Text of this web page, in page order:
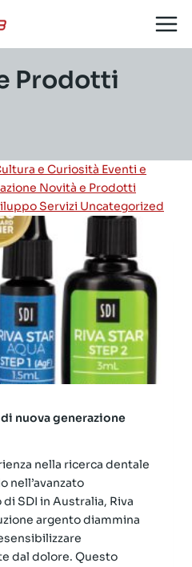
Prodotti
e Curiosità Eventi e
Novità e Prodotti
Servizi Uncategorized
nuova generazione
nella ricerca dentale
nell’avanzato
SDI in Australia, Riva
argento diammina
dal dolore. Questo